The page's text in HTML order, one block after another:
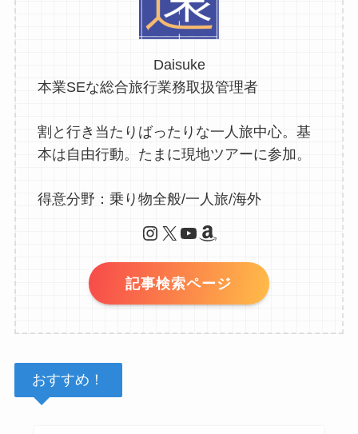
Daisuke
本業SEな総合旅行業務取扱管理者
割と行き当たりばったりな一人旅中心。基
本は自由行動。たまに現地ツアーに参加。
得意分野：乗り物全般/一人旅/海外
Instagram X YouTube Amazon
記事検索ページ
おすすめ！